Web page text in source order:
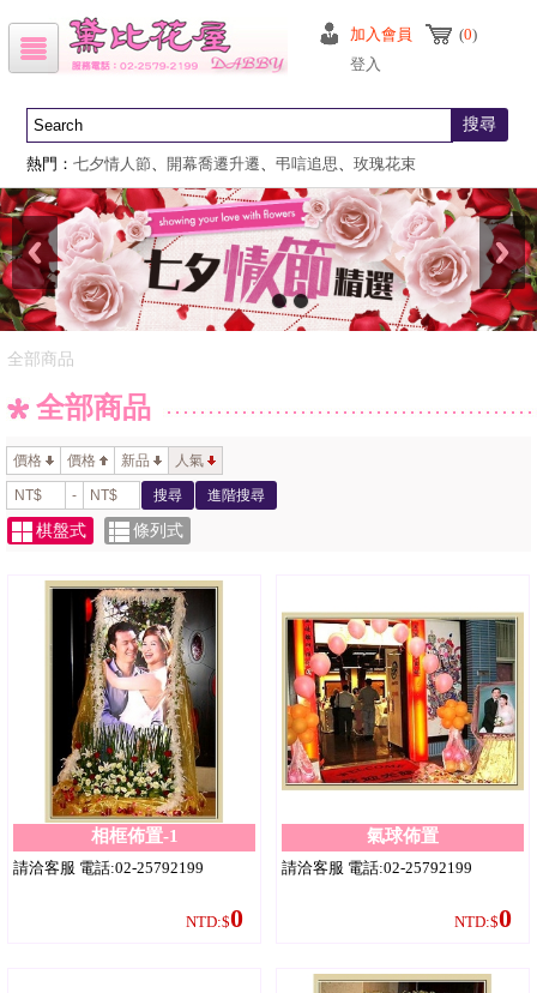
加入會員
登入
(0)
搜尋
熱門：七夕情人節、 開幕喬遷升遷、弔唁追思、玫瑰花束
全部商品
全部商品
價格 價格 新品 人氣
- 搜尋 進階搜尋
棋盤式 條列式
相框佈置-1
請洽客服 電話:02-25792199
NTD:$0
氣球佈置
請洽客服 電話:02-25792199
NTD:$0